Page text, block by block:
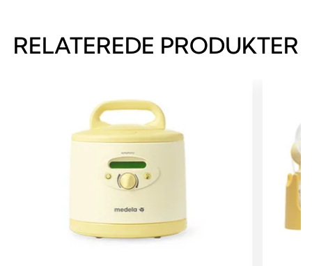
RELATEREDE PRODUKTER